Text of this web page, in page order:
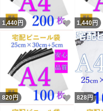
1,440円 いいね！
1,440円
820円 いいね！
828円